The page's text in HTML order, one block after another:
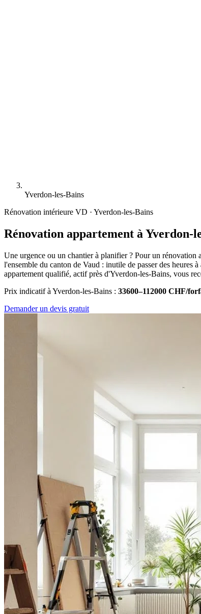
Yverdon-les-Bains
Rénovation intérieure VD · Yverdon-les-Bains
Rénovation appartement à
Une urgence ou un chantier à planifier ? Pour un rénovation
l'ensemble du canton de Vaud : inutile de passer des heures
appartement qualifié, actif près d'Yverdon-les-Bains, vous
Prix indicatif à Yverdon-les-Bains : 33600–112000 CHF/
Demander un devis gratuit